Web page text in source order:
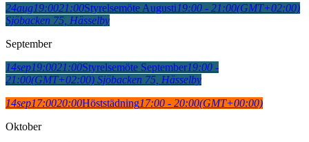
24aug19:0021:00Styrelsemöte Augusti19:00 - 21:00(GMT+02:00)
Sjöbacken 75, Hässelby
September
14sep19:0021:00Styrelsemöte September19:00 -
21:00(GMT+02:00) Sjöbacken 75, Hässelby
14sep17:0020:00Höststädning17:00 - 20:00(GMT+00:00)
Oktober